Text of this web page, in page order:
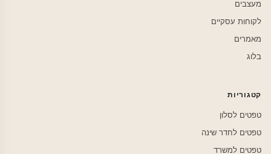
מעצבים
לקוחות עסקיים
מאמרים
בלוג
קטגוריות
טפטים לסלון
טפטים לחדר שינה
טפטים למשרד